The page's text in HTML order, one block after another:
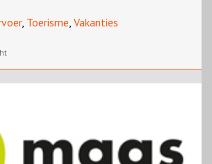
, Toerisme, Vakanties